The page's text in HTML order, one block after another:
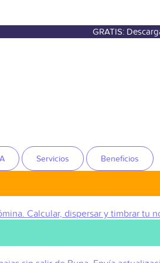
GRATIS:
Servicios Beneficios
Calcular, dispersar y timbrar tu